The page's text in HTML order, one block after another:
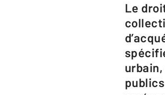
Le droit de préemption urbain (DPU) est un dispositif légal qui permet à une